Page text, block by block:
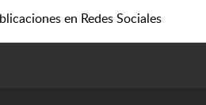
en Redes Sociales